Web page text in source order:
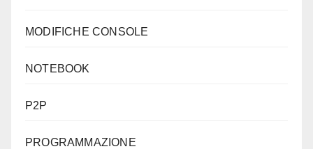
MODIFICHE CONSOLE
NOTEBOOK
P2P
PROGRAMMAZIONE